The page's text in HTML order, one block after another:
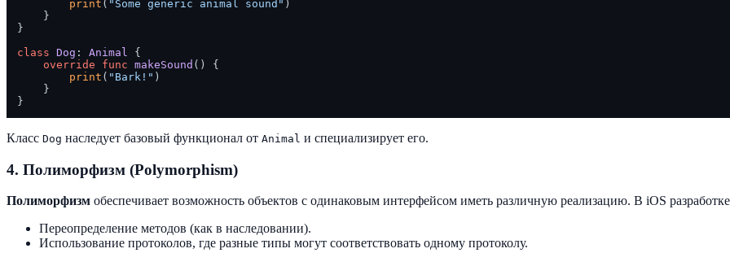
print ( "Some generic animal sound" )
    }
}
class Dog : Animal
{
override
func makeSound () {
print ( "Bark!" )
    }
Класс Dog наследует базовый функционал от Animal и специализирует его.
4. Полиморфизм (Polymorphism)
Полиморфизм обеспечивает возможность объектов с одинаковым интерфейсом иметь различную реализацию. В iOS разработке
Переопределение методов (как в наследовании).
Использование протоколов, где разные типы могут соответствовать одному протоколу.